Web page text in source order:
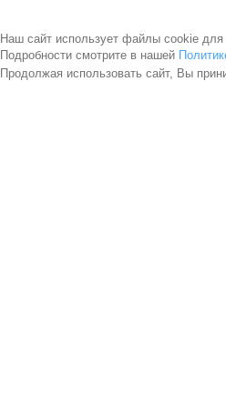
Наш сайт использует файлы cookie
Подробности смотрите в нашей
Продолжая использовать сайт, Вы